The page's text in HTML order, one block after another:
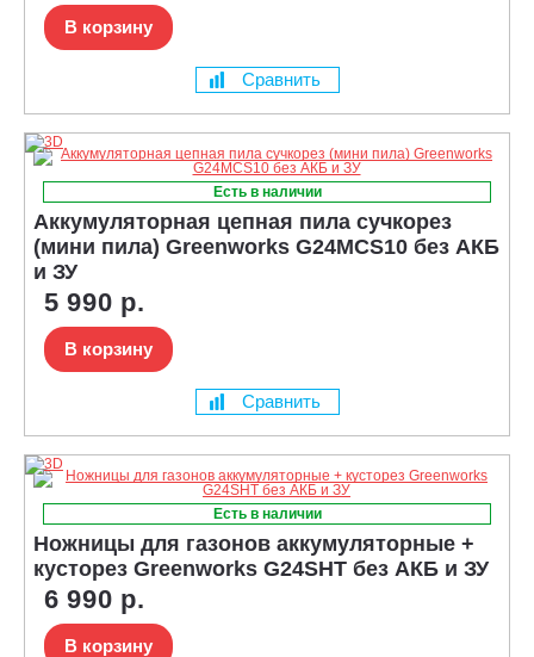
В корзину
Сравнить
Есть в наличии
Аккумуляторная цепная пила сучкорез
(мини пила) Greenworks G24MCS10 без АКБ
и ЗУ
5 990 р.
В корзину
Сравнить
Есть в наличии
Ножницы для газонов аккумуляторные +
кусторез Greenworks G24SHT без АКБ и ЗУ
6 990 р.
В корзину